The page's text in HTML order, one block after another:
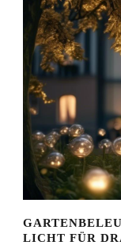
LICHT FÜR